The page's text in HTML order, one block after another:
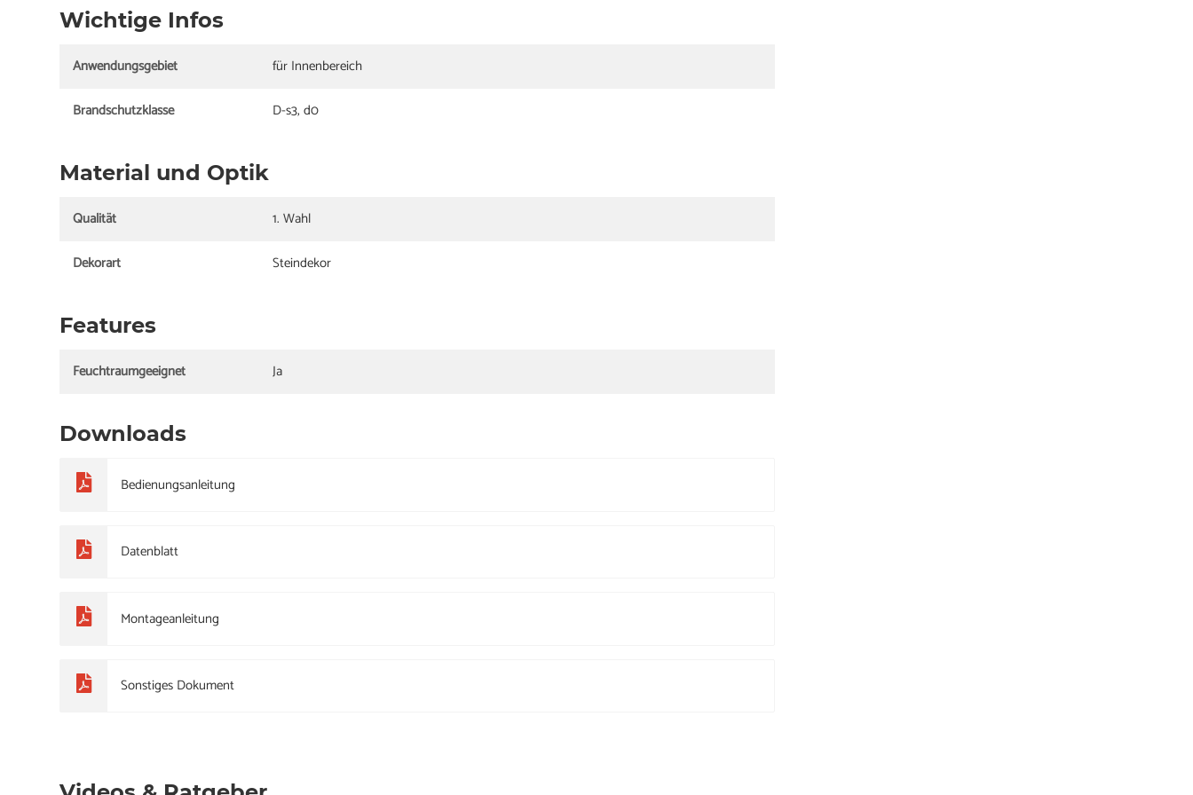
Wichtige Infos
Anwendungsgebiet
für Innenbereich
Brandschutzklasse
D-s3, d0
Material und Optik
Qualität
1. Wahl
Dekorart
Steindekor
Features
Feuchtraumgeeignet Ja
Downloads
Bedienungsanleitung
Datenblatt
Montageanleitung
Sonstiges Dokument